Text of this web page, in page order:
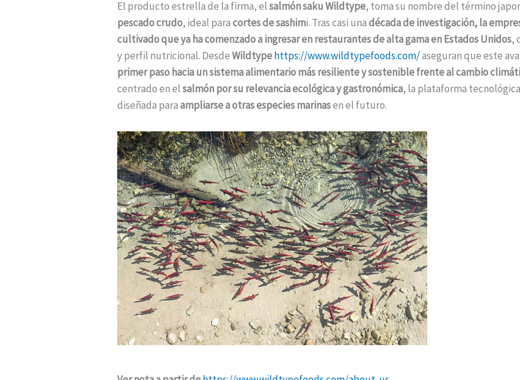
El producto estrella de la firma, elsalmón saku Wildtype, toma su nombre del término
pescado crudo, ideal paracortes de sashimi. Tras casi unadécada de investigación, la
cultivado que ya ha comenzado a ingresar en restaurantes de alta gama en Estados Unidos,
y perfil nutricional. DesdeWildtypehttps://www.wildtypefoods.com/aseguran que este
primer paso hacia un sistema alimentario más resiliente y sostenible frente al cambio
centrado en elsalmón por su relevancia ecológica y gastronómica, la plataforma
diseñada paraampliarse a otras especies marinasen el futuro.